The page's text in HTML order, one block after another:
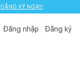
ĐĂNG KÝ NGAY!
Đăng nhập Đăng ký